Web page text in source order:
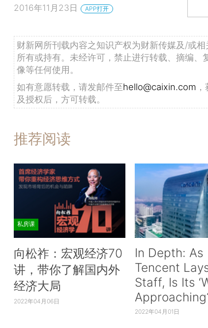
2016年11月23日 APP打开
财新网所刊载内容之知识产权为财新传媒及/或
所有或持有。未经许可，禁止进行转载、摘编、
像等任何使用。
如有意愿转载，请发邮件至hello@caixin.com
及授权后，方可转载。
推荐阅读
私房课
向松祚：宏观经济70
讲，带你了解国内外
经济大局
2022年04月06日
In Depth: As
Tencent
Staff, Is Its
2022年04月01日